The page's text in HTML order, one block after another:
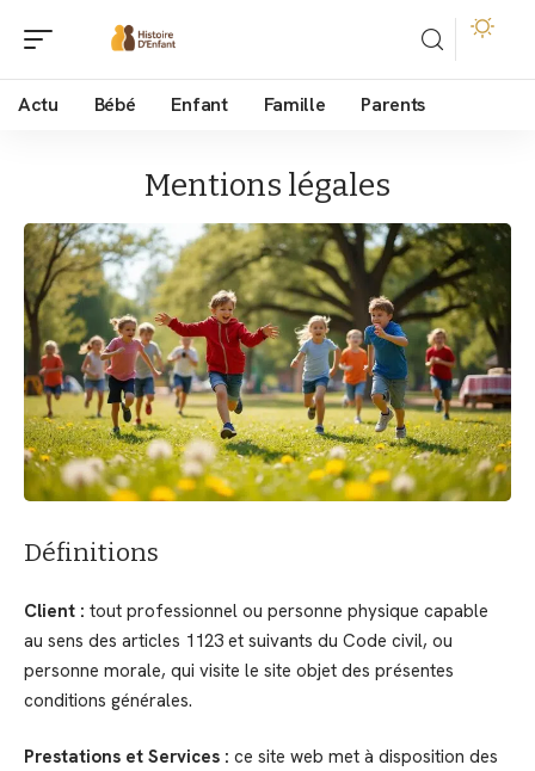
Actu Bébé Enfant Famille Parents
Mentions légales
Définitions
Client : tout professionnel ou personne physique capable
au sens des articles 1123 et suivants du Code civil, ou
personne morale, qui visite le site objet des présentes
conditions générales.
Prestations et Services : ce site web met à disposition des